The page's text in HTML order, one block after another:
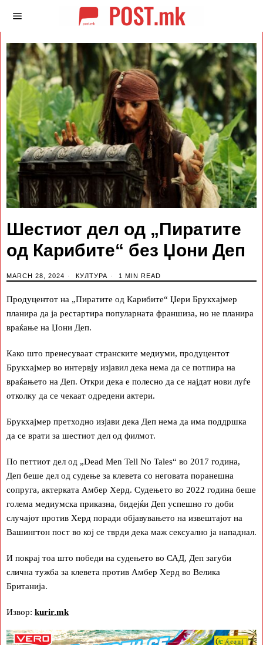
Шестиот дел од „Пиратите
од Карибите“ без Џони Деп
MARCH 28, 2024 КУЛТУРА 1 MIN READ
Продуцентот на „Пиратите од Карибите“ Џери Брукхајмер
планира да ја рестартира популарната франшиза, но не планира
враќање на Џони Деп.
Како што пренесуваат странските медиуми, продуцентот
Брукхајмер во интервју изјавил дека нема да се потпира на
враќањето на Деп. Откри дека е полесно да се најдат нови луѓе
отколку да се чекаат одредени актери.
Брукхајмер претходно изјави дека Деп нема да има поддршка
да се врати за шестиот дел од филмот.
По петтиот дел од „Dead Men Tell No Tales“ во 2017 година,
Деп беше дел од судење за клевета со неговата поранешна
сопруга, актерката Амбер Херд. Судењето во 2022 година беше
голема медиумска приказна, бидејќи Деп успешно го доби
случајот против Херд поради објавувањето на извештајот на
Вашингтон пост во кој се тврди дека маж сексуално ја нападнал.
И покрај тоа што победи на судењето во САД, Деп загуби
слична тужба за клевета против Амбер Херд во Велика
Британија.
Извор: kurir.mk